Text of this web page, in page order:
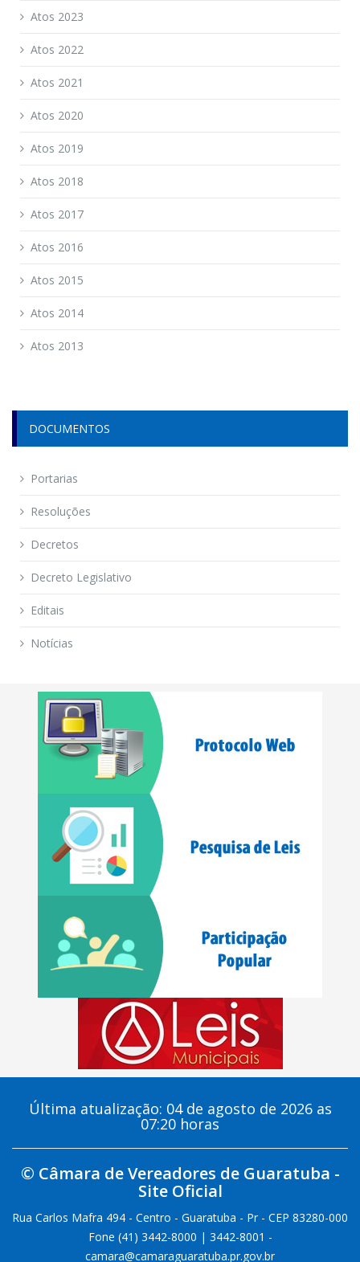
Atos 2023
Atos 2022
Atos 2021
Atos 2020
Atos 2019
Atos 2018
Atos 2017
Atos 2016
Atos 2015
Atos 2014
Atos 2013
DOCUMENTOS
Portarias
Resoluções
Decretos
Decreto Legislativo
Editais
Notícias
Última atualização: 04 de agosto de 2026 as
07:20 horas
© Câmara de Vereadores de Guaratuba -
Site Oficial
Rua Carlos Mafra 494 - Centro - Guaratuba - Pr - CEP 83280-000
Fone (41) 3442-8000 | 3442-8001 -
camara@camaraguaratuba.pr.gov.br